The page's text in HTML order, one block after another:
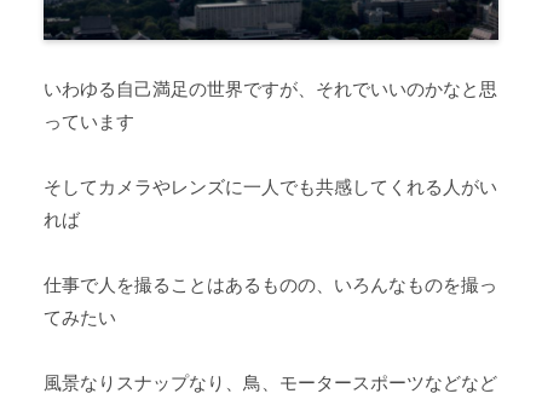
いわゆる自己満足の世界ですが、それでいいのかなと思
っています
そしてカメラやレンズに一人でも共感してくれる人がい
れば
仕事で人を撮ることはあるものの、いろんなものを撮っ
てみたい
風景なりスナップなり、鳥、モータースポーツなどなど